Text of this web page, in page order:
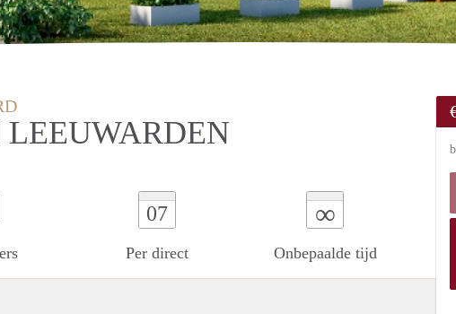
07
Per direct
∞
Onbepaalde tijd